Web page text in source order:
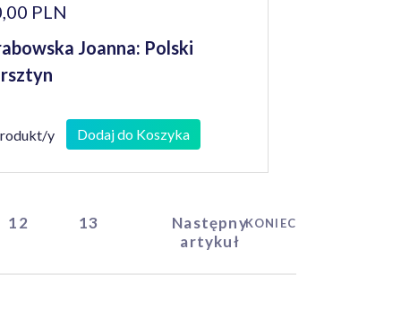
PLN
Joanna: Polski
y Dodaj do Koszyka
12 13
Następny
artykuł
KONIEC